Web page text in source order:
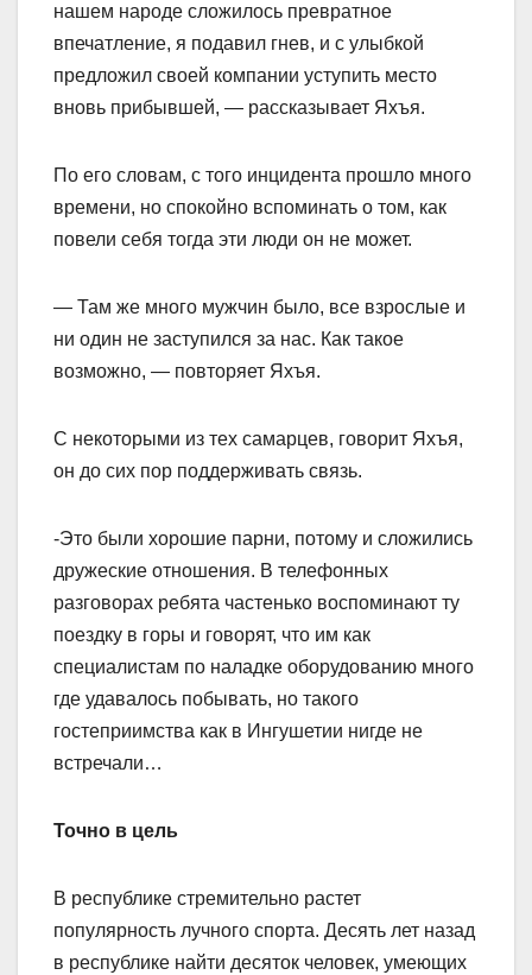
нашем народе сложилось превратное
впечатление, я подавил гнев, и с улыбкой
предложил своей компании уступить место
вновь прибывшей, — рассказывает Яхъя.
По его словам, с того инцидента прошло много
времени, но спокойно вспоминать о том, как
повели себя тогда эти люди он не может.
— Там же много мужчин было, все взрослые и
ни один не заступился за нас. Как такое
возможно, — повторяет Яхъя.
С некоторыми из тех самарцев, говорит Яхъя,
он до сих пор поддерживать связь.
-Это были хорошие парни, потому и сложились
дружеские отношения. В телефонных
разговорах ребята частенько воспоминают ту
поездку в горы и говорят, что им как
специалистам по наладке оборудованию много
где удавалось побывать, но такого
гостеприимства как в Ингушетии нигде не
встречали…
Точно в цель
В республике стремительно растет
популярность лучного спорта. Десять лет назад
в республике найти десяток человек, умеющих